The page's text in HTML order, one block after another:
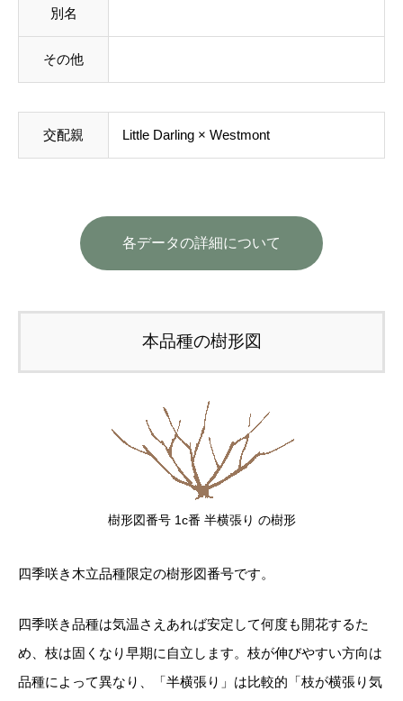
別名
その他
交配親 Little Darling × Westmont
各データの詳細について
本品種の樹形図
樹形図番号 1c番 半横張り の樹形
四季咲き木立品種限定の樹形図番号です。
四季咲き品種は気温さえあれば安定して何度も開花するた
め、枝は固くなり早期に自立します。枝が伸びやすい方向は
品種によって異なり、「半横張り」は比較的「枝が横張り気